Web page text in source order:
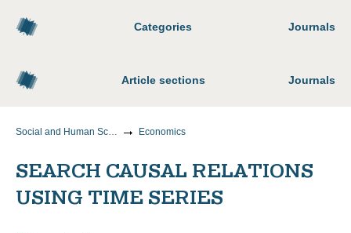
Categories Journals
Article sections Journals
Social and Human Sciences Economics
SEARCH CAUSAL RELATIONS
USING TIME SERIES